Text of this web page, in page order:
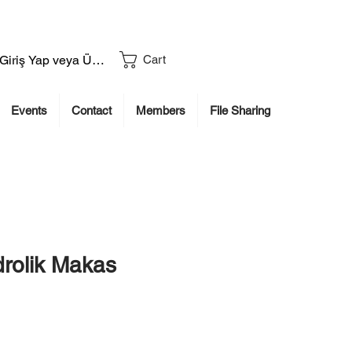
Giriş Yap veya Üye Ol Cart
Events Contact Members File Sharing
Makas